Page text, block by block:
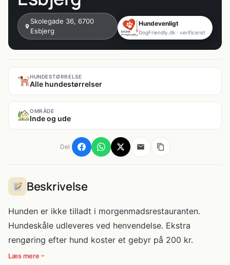
Skolegade 36, 6700
Esbjerg
Hundevenligt
DogFriendly.dk · verificeret
HUNDESTØRRELSE
Alle hundestørrelser
OMRÅDE
Inde og ude
Del
Beskrivelse
Hunden er ikke tilladt i morgenmadsrestauranten.
Hundeskåle udleveres ved henvendelse. Ekstra
rengøring efter hund koster et gebyr på 200 kr.
Læs mere